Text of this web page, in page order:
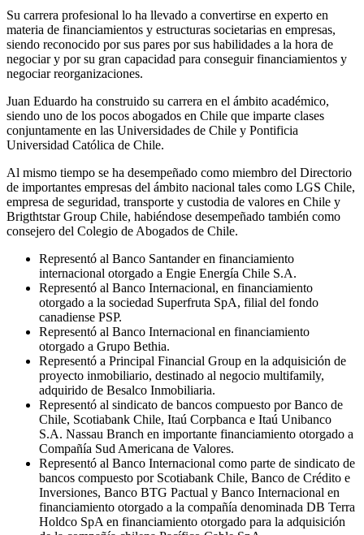
Su carrera profesional lo ha llevado a convertirse en experto en
materia de financiamientos y estructuras societarias en empresas,
siendo reconocido por sus pares por sus habilidades a la hora de
negociar y por su gran capacidad para conseguir financiamientos y
negociar reorganizaciones.
Juan Eduardo ha construido su carrera en el ámbito académico,
siendo uno de los pocos abogados en Chile que imparte clases
conjuntamente en las Universidades de Chile y Pontificia
Universidad Católica de Chile.
Al mismo tiempo se ha desempeñado como miembro del Directorio
de importantes empresas del ámbito nacional tales como LGS Chile,
empresa de seguridad, transporte y custodia de valores en Chile y
Brigthtstar Group Chile, habiéndose desempeñado también como
consejero del Colegio de Abogados de Chile.
Representó al Banco Santander en financiamiento
internacional otorgado a Engie Energía Chile S.A.
Representó al Banco Internacional, en financiamiento
otorgado a la sociedad Superfruta SpA, filial del fondo
canadiense PSP.
Representó al Banco Internacional en financiamiento
otorgado a Grupo Bethia.
Representó a Principal Financial Group en la adquisición de
proyecto inmobiliario, destinado al negocio multifamily,
adquirido de Besalco Inmobiliaria.
Representó al sindicato de bancos compuesto por Banco de
Chile, Scotiabank Chile, Itaú Corpbanca e Itaú Unibanco
S.A. Nassau Branch en importante financiamiento otorgado a
Compañía Sud Americana de Valores.
Representó al Banco Internacional como parte de sindicato de
bancos compuesto por Scotiabank Chile, Banco de Crédito e
Inversiones, Banco BTG Pactual y Banco Internacional en
financiamiento otorgado a la compañía denominada DB Terra
Holdco SpA en financiamiento otorgado para la adquisición